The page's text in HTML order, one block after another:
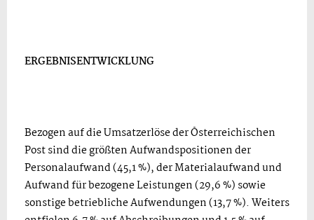
ERGEBNISENTWICKLUNG
Bezogen auf die Umsatzerlöse der Österreichischen
Post sind die größten Aufwandspositionen der
Personalaufwand (45,1 %), der Materialaufwand und
Aufwand für bezogene Leistungen (29,6 %) sowie
sonstige betriebliche Aufwendungen (13,7 %). Weiters